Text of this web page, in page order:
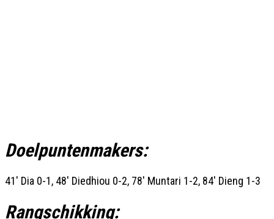
Doelpuntenmakers:
41' Dia 0-1, 48' Diedhiou 0-2, 78' Muntari 1-2, 84' Dieng 1-3
Rangschikking: